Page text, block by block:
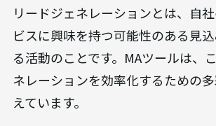
リードジェネレーションとは、自
ビスに興味を持つ可能性のある見
る活動のことです。MAツールは、
ネレーションを効率化するための
えています。